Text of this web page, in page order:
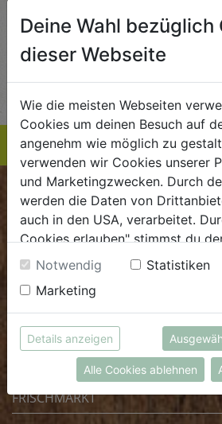
STK € 5,99 / STK
AUF DIE
EINKAUFSLISTE
BIOKISTE
Kundenservice
Mo - Do: 8.00 - 16.00 Uhr
Fr: 8.00 - 15.00 Uhr
+43 7272 2597
FRISCHMARKT
Deine Wahl bezüglich
dieser Webseite
Wie die meisten Webseiten
Cookies um deinen Besuch auf
angenehm wie möglich zu
verwenden wir Cookies unserer
und Marketingzwecken. Durch
werden die Daten von
auch in den USA, verarbeitet.
Cookies erlauben" stimmst du
Cookies zu. Unter "Details
Infos zu den unterschiedlichen
auch entscheiden, welche
möchtest.
Weitere Informationen findest du
Datenschutzerklärung
bzw. im
Notwendig
Statistiken
Marketing
Details anzeigen
Alle Cookies ablehnen